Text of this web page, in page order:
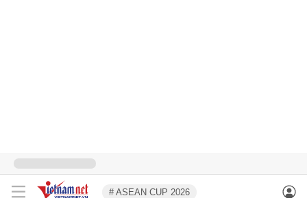
# ASEAN CUP 2026